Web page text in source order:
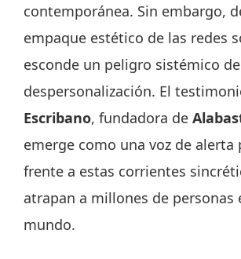
contemporánea. Sin embargo,
empaque estético de las redes
esconde un peligro sistémico de
despersonalización. El
Escribano, fundadora de
emerge como una voz de alerta
frente a estas corrientes
atrapan a millones de personas
mundo.